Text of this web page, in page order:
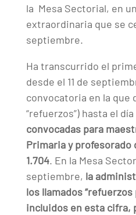
la Mesa Sectorial, en
extraordinaria que se
septiembre.
Ha transcurrido el
desde el 11 de
convocatoria en la que
“refuerzos”) hasta el día
convocadas para
Primaria y profesorado
1.704. En la Mesa
septiembre, la
los llamados
incluidos en esta cifra,